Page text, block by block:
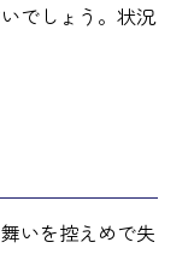
でしょう。状況
いを控えめで失